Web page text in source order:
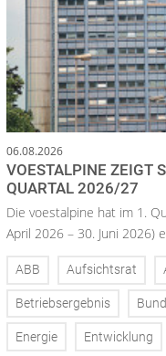
06.08.2026
VOESTALPINE ZEIGT
QUARTAL 2026/27
Die voestalpine hat im 1.
April 2026 – 30. Juni 2026)
ABB Aufsichtsrat
Betriebsergebnis Bund
Energie Entwicklung